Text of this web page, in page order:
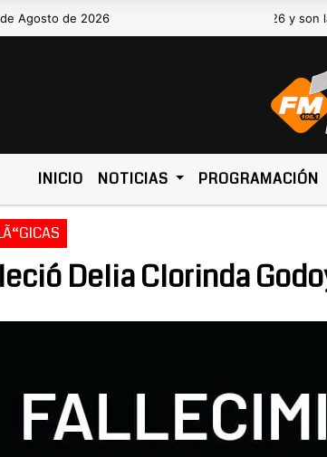
Agosto de 2026
Hoy es Sábado 8 de Agosto de 2026 y son las
INICIO NOTICIAS PROGRAMACIÓN
Delia Clorinda